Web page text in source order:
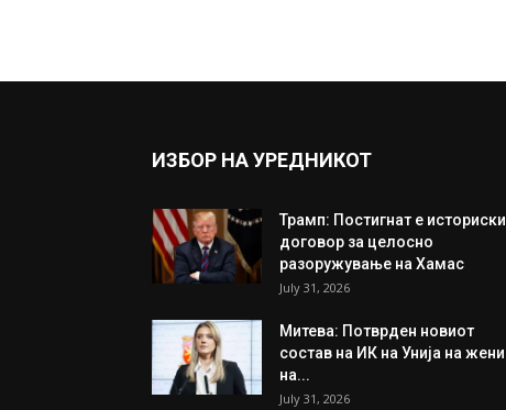
ИЗБОР НА УРЕДНИКОТ
Трамп: Постигнат е историски
договор за целосно
разоружување на Хамас
July 31, 2026
Митева: Потврден новиот
состав на ИК на Унија на жени
на...
July 31, 2026